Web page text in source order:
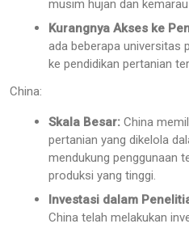
musim hujan dan
Kurangnya Akses ke
ada beberapa universitas
ke pendidikan pertanian
China:
Skala Besar: China
pertanian yang dikelola
mendukung penggunaan
produksi yang tinggi.
Investasi dalam
China telah melakukan